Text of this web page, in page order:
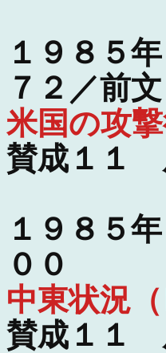
１９８５
７２／前文
米国の攻
賛成１１
１９８５
００
中東状況（
賛成１１